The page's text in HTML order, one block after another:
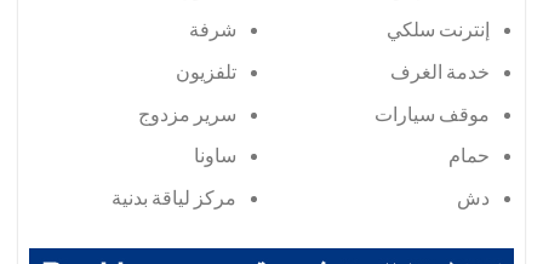
إنترنت سلكي
خدمة الغرف
موقف سيارات
حمام
دش
شرفة
تلفزيون
سرير مزدوج
ساونا
مركز لياقة بدنية